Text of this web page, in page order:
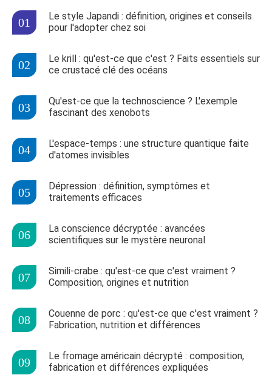
Le style Japandi : définition, origines et conseils
pour l'adopter chez soi
Le krill : qu'est-ce que c'est ? Faits essentiels sur
ce crustacé clé des océans
Qu'est-ce que la technoscience ? L'exemple
fascinant des xenobots
L'espace-temps : une structure quantique faite
d'atomes invisibles
Dépression : définition, symptômes et
traitements efficaces
La conscience décryptée : avancées
scientifiques sur le mystère neuronal
Simili-crabe : qu'est-ce que c'est vraiment ?
Composition, origines et nutrition
Couenne de porc : qu'est-ce que c'est vraiment ?
Fabrication, nutrition et différences
Le fromage américain décrypté : composition,
fabrication et différences expliquées